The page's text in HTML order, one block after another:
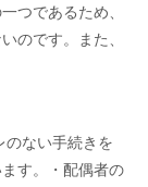
つであるため、
のです。また、
のない手続きを
す。・配偶者の